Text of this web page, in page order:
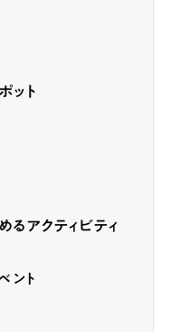
ット
るアクティビティ
ント